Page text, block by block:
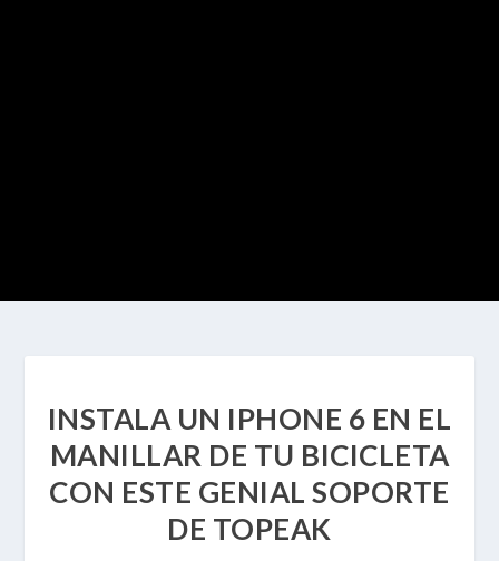
INSTALA UN IPHONE 6 EN EL
MANILLAR DE TU BICICLETA
CON ESTE GENIAL SOPORTE
DE TOPEAK